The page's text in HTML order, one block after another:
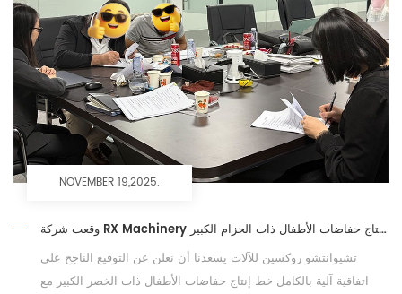
NOVEMBER 19,2025.
وقعت شركة RX Machinery بنجاح اتفاقية مع عميل أفغاني لخط إنتاج حفاضات الأطفال ذات الحزام الكبير
تشيوانتشو روكسين للآلات يسعدنا أن نعلن عن التوقيع الناجح على
اتفاقية آلية بالكامل خط إنتاج حفاضات الأطفال ذات الخصر الكبير مع